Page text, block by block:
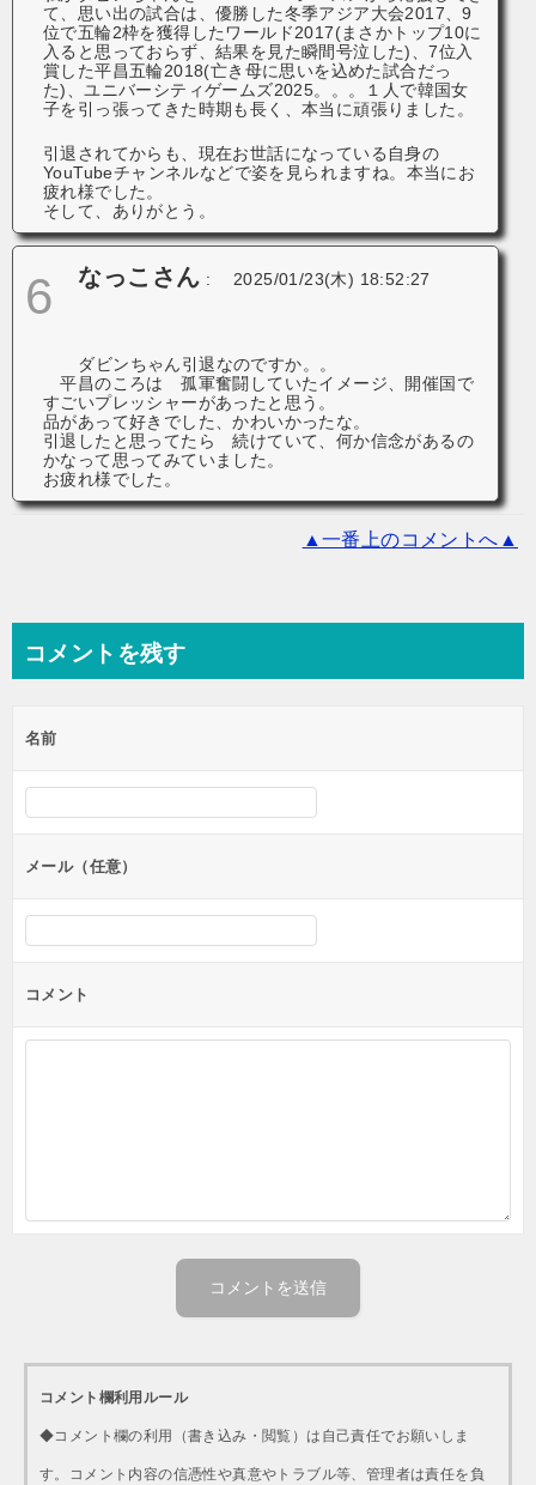
て、思い出の試合は、優勝した冬季アジア大会2017、9
位で五輪2枠を獲得したワールド2017(まさかトップ10に
入ると思っておらず、結果を見た瞬間号泣した)、7位入
賞した平昌五輪2018(亡き母に思いを込めた試合だっ
た)、ユニバーシティゲームズ2025。。。１人で韓国女
子を引っ張ってきた時期も長く、本当に頑張りました。
引退されてからも、現在お世話になっている自身の
YouTubeチャンネルなどで姿を見られますね。本当にお
疲れ様でした。
そして、ありがとう。
6 なっこさん : 2025/01/23(木) 18:52:27
ダビンちゃん引退なのですか。。
平昌のころは 孤軍奮闘していたイメージ、開催国で
すごいプレッシャーがあったと思う。
品があって好きでした、かわいかったな。
引退したと思ってたら 続けていて、何か信念があるの
かなって思ってみていました。
お疲れ様でした。
▲一番上のコメントへ▲
コメントを残す
名前
メール（任意）
コメント
コメント欄利用ルール
◆コメント欄の利用（書き込み・閲覧）は自己責任でお願いしま
す。コメント内容の信憑性や真意やトラブル等、管理者は責任を負